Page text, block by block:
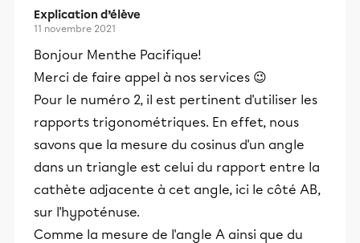
Explication d’élève
11 novembre 2021
Bonjour Menthe Pacifique!
Merci de faire appel à nos services 😉
Pour le numéro 2, il est pertinent d'utiliser les
rapports trigonométriques. En effet, nous
savons que la mesure du cosinus d'un angle
dans un triangle est celui du rapport entre la
cathète adjacente à cet angle, ici le côté AB,
sur l'hypoténuse.
Comme la mesure de l'angle A ainsi que du